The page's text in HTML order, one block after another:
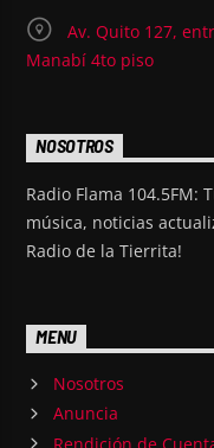
Av. Quito 127,
Manabí 4to piso
NOSOTROS
Radio Flama 104.5FM:
música, noticias
Radio de la Tierrita!
MENU
Nosotros
Anuncia
Rendición de